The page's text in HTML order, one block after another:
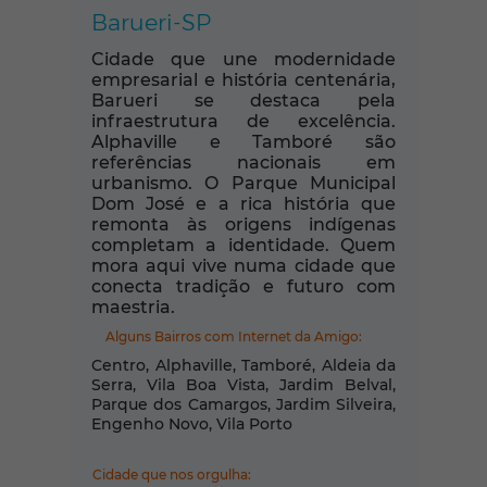
Barueri-SP
Cidade que une modernidade
empresarial e história centenária,
Barueri se destaca pela
infraestrutura de excelência.
Alphaville e Tamboré são
referências nacionais em
urbanismo. O Parque Municipal
Dom José e a rica história que
remonta às origens indígenas
completam a identidade. Quem
mora aqui vive numa cidade que
conecta tradição e futuro com
maestria.
Alguns Bairros com Internet da Amigo:
Centro, Alphaville, Tamboré, Aldeia da
Serra, Vila Boa Vista, Jardim Belval,
Parque dos Camargos, Jardim Silveira,
Engenho Novo, Vila Porto
Cidade que nos orgulha: